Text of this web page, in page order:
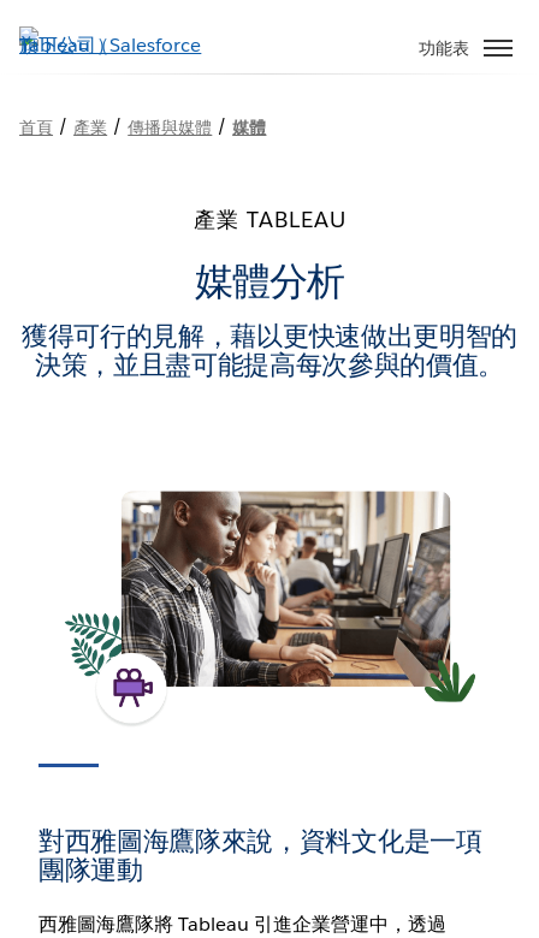
至
容
功能表
首頁 / 產業 /傳播與媒體 /媒體
產業 TABLEAU
媒體分析
獲得可行的見解，藉以更快速做出更明智的
決策，並且盡可能提高每次參與的價值。
對西雅圖海鷹隊來說，資料文化是一項
團隊運動
西雅圖海鷹隊將 Tableau 引進企業營運中，透過